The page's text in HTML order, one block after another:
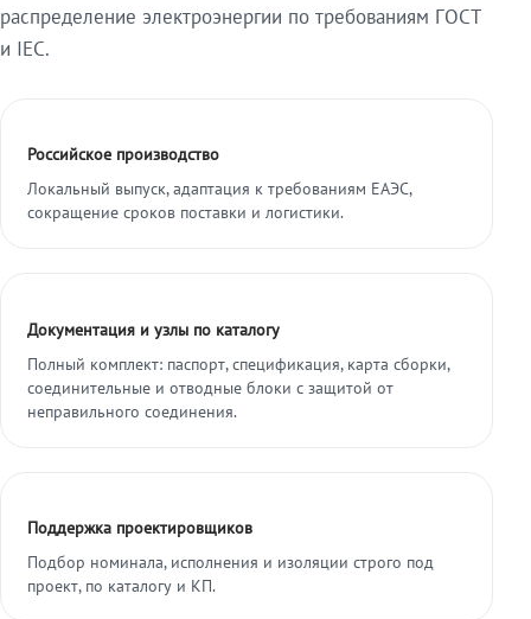
распределение электроэнергии по требованиям ГОСТ
и IEC.
Российское производство
Локальный выпуск, адаптация к требованиям ЕАЭС,
сокращение сроков поставки и логистики.
Документация и узлы по каталогу
Полный комплект: паспорт, спецификация, карта сборки,
соединительные и отводные блоки с защитой от
неправильного соединения.
Поддержка проектировщиков
Подбор номинала, исполнения и изоляции строго под
проект, по каталогу и КП.